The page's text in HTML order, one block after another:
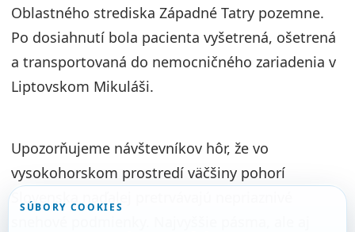
Oblastného strediska Západné Tatry pozemne.
Po dosiahnutí bola pacienta vyšetrená, ošetrená
a transportovaná do nemocničného zariadenia v
Liptovskom Mikuláši.
Upozorňujeme návštevníkov hôr, že vo
vysokohorskom prostredí väčšiny pohorí
Slovenska naďalej pretrvávajú nepriaznivé
SÚBORY COOKIES